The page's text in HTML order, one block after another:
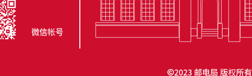
微信帐号
©2023 邮电局 版权所有